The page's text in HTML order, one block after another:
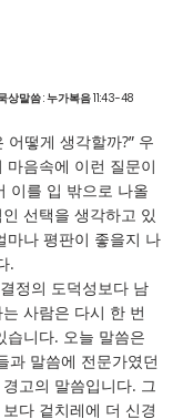
상말씀 : 누가복음 11:43-48
어떻게 생각할까?” 우
마음속에 이런 질문이
이를 입 밖으로 나올
선택을 생각하고 있
마나 평판이 좋을지 나
.
정의 도덕성보다 남
사람은 다시 한 번
습니다. 오늘 말씀은
과 말씀에 전문가였던
고의 말씀입니다. 그
다 겉치레에 더 신경